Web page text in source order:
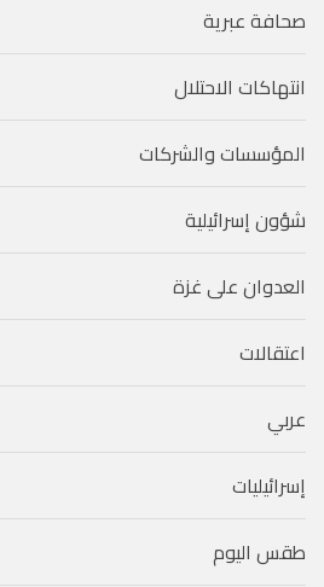
صحافة عبرية
انتهاكات الاحتلال
المؤسسات والشركات
شؤون إسرائيلية
العدوان على غزة
اعتقالات
عربي
إسرائيليات
طقس اليوم